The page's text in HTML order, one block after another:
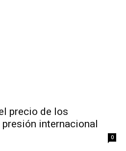
precio de los
internacional
0